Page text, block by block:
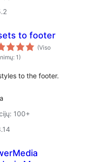
to footer
(Viso
1)
to the footer.
100+